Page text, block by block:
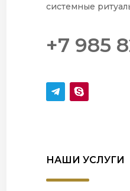
системные
+7 985
НАШИ УСЛУГИ